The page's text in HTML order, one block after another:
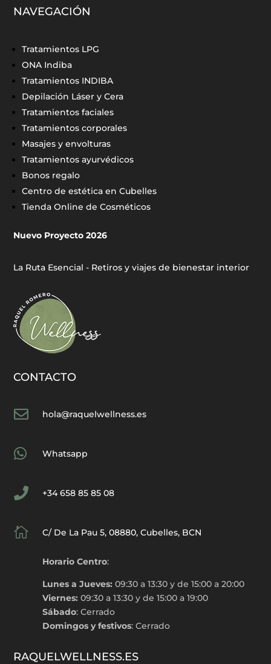
NAVEGACIÓN
Tratamientos LPG
ONA Indiba
Tratamientos INDIBA
Depilación Láser y Cera
Tratamientos faciales
Tratamientos corporales
Masajes y envolturas
Tratamientos ayurvédicos
Bonos regalo
Centro de estética en Cubelles
Tienda Online de Cosméticos
Nuevo Proyecto 2026
La Ruta Esencial - Retiros y viajes de bienestar interior
CONTACTO
 hola@raquelwellness.es
 Whatsapp
 +34 658 85 85 08
 C/ De La Pau 5, 08880, Cubelles, BCN
Horario Centro:
Lunes a Jueves: 09:30 a 13:30 y de 15:00 a 20:00
Viernes: 09:30 a 13:30 y de 15:00 a 19:00
Sábado: Cerrado
Domingos y festivos: Cerrado
RAQUELWELLNESS.ES